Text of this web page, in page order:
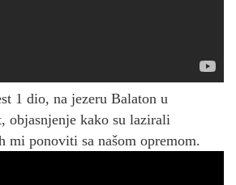
1 dio, na jezeru Balaton u
objasnjenje kako su lazirali
mi ponoviti sa našom opremom.